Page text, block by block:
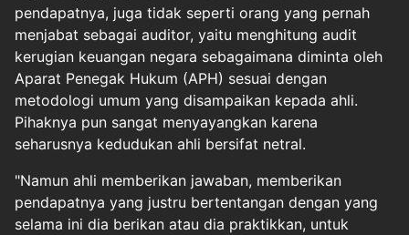
pendapatnya, juga tidak seperti orang yang pernah
menjabat sebagai auditor, yaitu menghitung audit
kerugian keuangan negara sebagaimana diminta oleh
Aparat Penegak Hukum (APH) sesuai dengan
metodologi umum yang disampaikan kepada ahli.
Pihaknya pun sangat menyayangkan karena
seharusnya kedudukan ahli bersifat netral.
"Namun ahli memberikan jawaban, memberikan
pendapatnya yang justru bertentangan dengan yang
selama ini dia berikan atau dia praktikkan, untuk